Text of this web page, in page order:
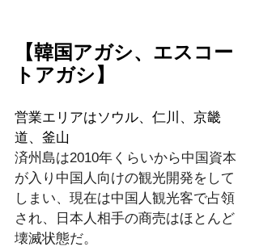
【韓国アガシ、エスコー
トアガシ】
営業エリアはソウル、仁川、京畿
道、釜山
済州島は2010年くらいから中国資本
が入り中国人向けの観光開発をして
しまい、現在は中国人観光客で占領
され、日本人相手の商売はほとんど
壊滅状態だ。